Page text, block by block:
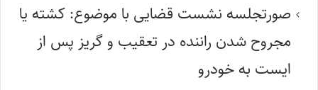
صورتجلسه نشست قضایی با موضوع: کشته یا
مجروح شدن راننده در تعقیب و گریز پس از
ایست به خودرو